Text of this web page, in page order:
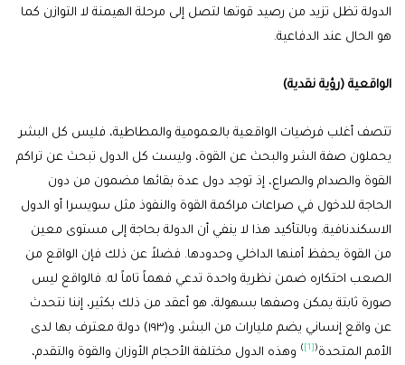
الدولة تظل تزيد من رصيد قوتها لتصل إلى مرحلة الهيمنة لا التوازن كما
هو الحال عند الدفاعية.
الواقعية (رؤية نقدية)
تتصف أغلب فرضيات الواقعية بالعمومية والمطاطية، فليس كل البشر
يحملون صفة الشر والبحث عن القوة، وليست كل الدول تبحث عن تراكم
القوة والصدام والصراع، إذ توجد دول عدة بقائها مضمون من دون
الحاجة للدخول في صراعات مراكمة القوة والنفوذ مثل سويسرا أو الدول
الاسكندنافية. وبالتأكيد هذا لا ينفي أن الدولة بحاجة إلى مستوى معين
من القوة يحفظ أمنها الداخلي وحدودها. فضلاً عن ذلك فإن الواقع من
الصعب احتكاره ضمن نظرية واحدة تدعي فهماً تاماً له. فالواقع ليس
صورة ثابتة يمكن وصفها بسهولة، هو أعقد من ذلك بكثير، إننا نتحدث
عن واقع إنساني يضم مليارات من البشر، و(١٩٣) دولة معترف بها لدى
الأمم المتحدة(
) وهذه الدول مختلفة الأحجام الأوزان والقوة والتقدم،